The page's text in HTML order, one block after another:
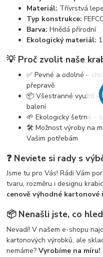
Materiál: Třívrstvá
Typ konstrukce:
Barva: Hnědá přírodní
Ekologický materiál:
💡 Proč zvolit naše
✅ Pevné a odolné –
přepravě
📦 Všestranné využití –
balení
🌱 Ekologicky šetrné –
🛠️ Možnost výroby na
Vašim potřebám
❓ Neviete si rady s
Jsme tu pro Vás! Rádi Vám
tvaru, rozměru i designu
cenově výhodné kartonové
📦 Nenašli jste, co
Nevadí! V našem e-shopu
kartonových výrobků, ale
nemáme?Vyrobíme na míru!